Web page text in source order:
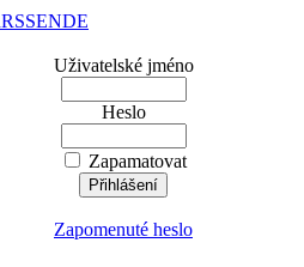
RSSENDE
Uživatelské jméno
Heslo
Zapamatovat
Zapomenuté heslo